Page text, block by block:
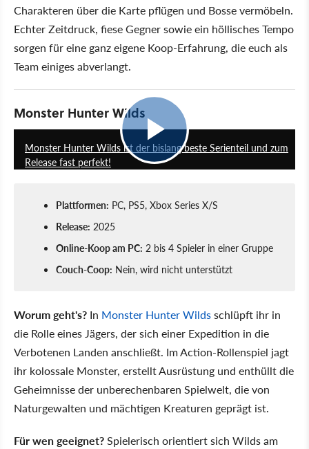
Charakteren über die Karte pflügen und Bosse vermöbeln.
Echter Zeitdruck, fiese Gegner sowie ein höllisches Tempo
sorgen für eine ganz eigene Koop-Erfahrung, die euch als
Team einiges abverlangt.
Monster Hunter Wilds
Monster Hunter Wilds ist der bislang beste Serienteil und zum
Release fast perfekt!
Plattformen: PC, PS5, Xbox Series X/S
Release: 2025
Online-Koop am PC: 2 bis 4 Spieler in einer Gruppe
Couch-Coop: Nein, wird nicht unterstützt
Worum geht's? In Monster Hunter Wildsschlüpft ihr in
die Rolle eines Jägers, der sich einer Expedition in die
Verbotenen Landen anschließt. Im Action-Rollenspiel jagt
ihr kolossale Monster, erstellt Ausrüstung und enthüllt die
Geheimnisse der unberechenbaren Spielwelt, die von
Naturgewalten und mächtigen Kreaturen geprägt ist.
Für wen geeignet?Spielerisch orientiert sich Wilds am